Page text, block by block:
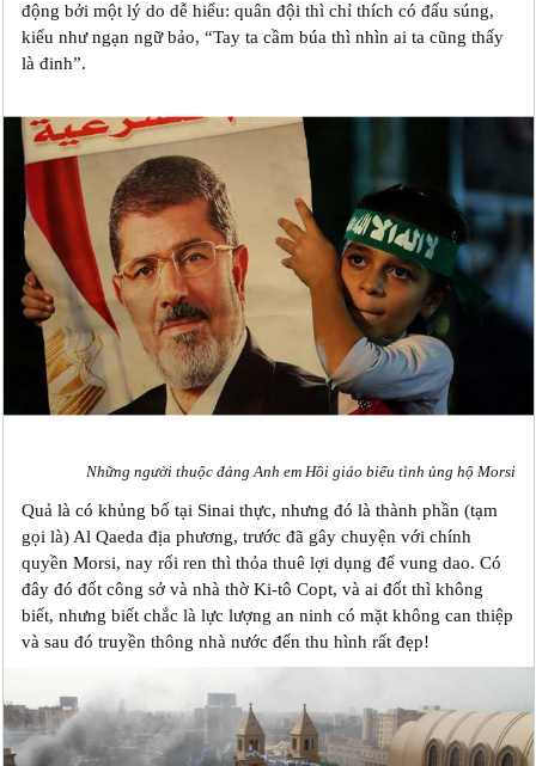
động bởi một lý do dễ hiểu: quân đội thì chỉ thích có đấu súng,
kiểu như ngạn ngữ bảo, “Tay ta cầm búa thì nhìn ai ta cũng thấy
là đinh”.
Những người thuộc đảng Anh em Hồi giáo biểu tình ủng hộ Morsi
Quả là có khủng bố tại Sinai thực, nhưng đó là thành phần (tạm
gọi là) Al Qaeda địa phương, trước đã gây chuyện với chính
quyền Morsi, nay rối ren thì thỏa thuê lợi dụng để vung dao. Có
đây đó đốt công sở và nhà thờ Ki-tô Copt, và ai đốt thì không
biết, nhưng biết chắc là lực lượng an ninh có mặt không can thiệp
và sau đó truyền thông nhà nước đến thu hình rất đẹp!